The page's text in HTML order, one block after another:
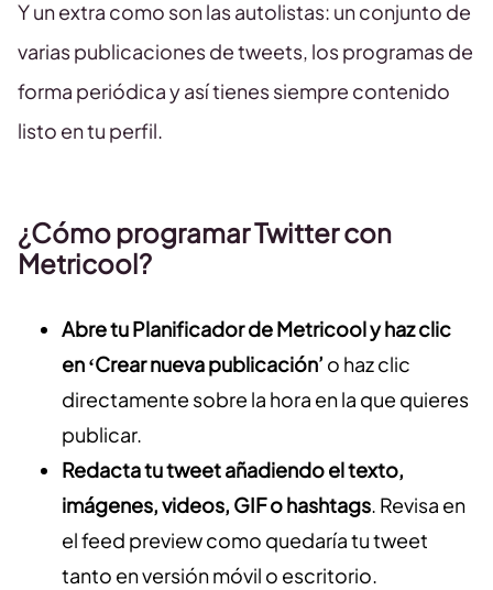
Y un extra como son las autolistas: un conjunto de
varias publicaciones de tweets, los programas de
forma periódica y así tienes siempre contenido
listo en tu perfil.
¿Cómo programar Twitter con
Metricool?
Abre tu Planificador de Metricool y haz clic
en ‘Crear nueva publicación’ o haz clic
directamente sobre la hora en la que quieres
publicar.
Redacta tu tweet añadiendo el texto,
imágenes, videos, GIF o hashtags. Revisa en
el feed preview como quedaría tu tweet
tanto en versión móvil o escritorio.